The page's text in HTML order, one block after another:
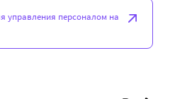
управления персоналом на